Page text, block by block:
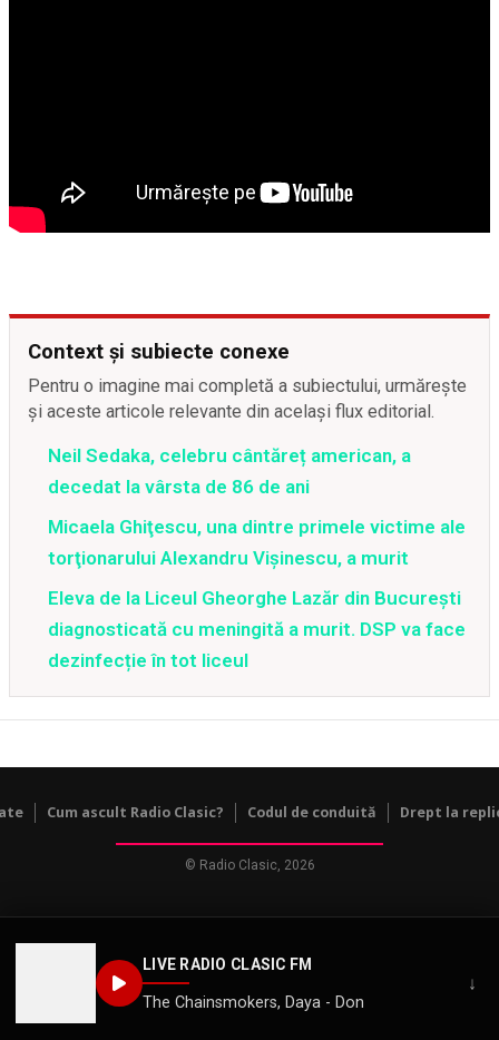
LIVE RADIO CLASIC FM
The Chainsmokers, Daya - Don
↓
Context și subiecte conexe
Pentru o imagine mai completă a subiectului, urmărește
și aceste articole relevante din același flux editorial.
Neil Sedaka, celebru cântăreț american, a
decedat la vârsta de 86 de ani
Micaela Ghiţescu, una dintre primele victime ale
torţionarului Alexandru Vişinescu, a murit
Eleva de la Liceul Gheorghe Lazăr din București
diagnosticată cu meningită a murit. DSP va face
dezinfecție în tot liceul
Cum ascult Radio Clasic? Codul de conduită Drept la
© Radio Clasic, 2026